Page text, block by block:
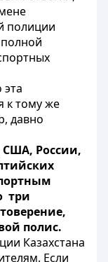
полиции
к тому же
давно
США, России,
три
полис.
Казахстана
Если